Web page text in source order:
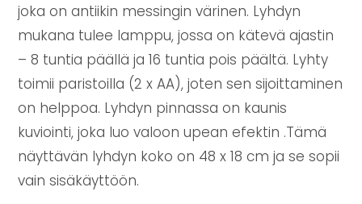
joka on antiikin messingin värinen. Lyhdyn
mukana tulee lamppu, jossa on kätevä ajastin
– 8 tuntia päällä ja 16 tuntia pois päältä. Lyhty
toimii paristoilla (2 x AA), joten sen sijoittaminen
on helppoa. Lyhdyn pinnassa on kaunis
kuviointi, joka luo valoon upean efektin .Tämä
näyttävän lyhdyn koko on 48 x 18 cm ja se sopii
vain sisäkäyttöön.